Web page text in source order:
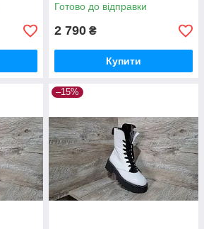
Готово до відправки
2 790 ₴
Купити
–15%